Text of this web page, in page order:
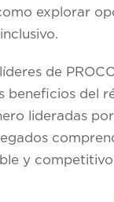
explorar
de
del
lideradas
y